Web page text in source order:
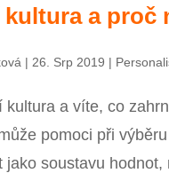
a proč
| 26. Srp 2019 |
kultura a víte, co
pomoci při
jako soustavu